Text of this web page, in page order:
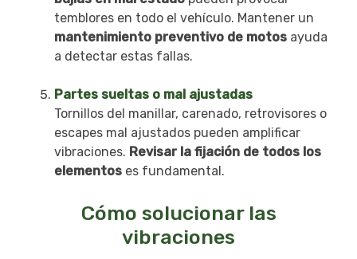
temblores en todo el vehículo. Mantener un
mantenimiento preventivo de motos ayuda
a detectar estas fallas.
Partes sueltas o mal ajustadas
Tornillos del manillar, carenado, retrovisores o
escapes mal ajustados pueden amplificar
vibraciones. Revisar la fijación de todos los
elementos es fundamental.
Cómo solucionar las
vibraciones